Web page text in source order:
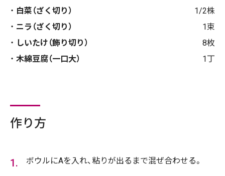
白菜（ざく切り）
1/2株
ニラ（ざく切り）
1束
しいたけ（飾り切り）
8枚
木綿豆腐（一口大）
1丁
作り方
ボウルにAを入れ、粘りが出るまで混ぜ合わせる。